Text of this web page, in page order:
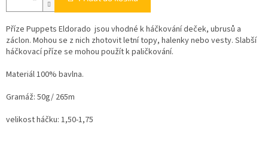
Příze Puppets Eldorado jsou vhodné k háčkování deček, ubrusů a
záclon. Mohou se z nich zhotovit letní topy, halenky nebo vesty. Slabší
háčkovací příze se mohou použít k paličkování.
Materiál 100% bavlna.
Gramáž: 50g/ 265m
velikost háčku: 1,50-1,75